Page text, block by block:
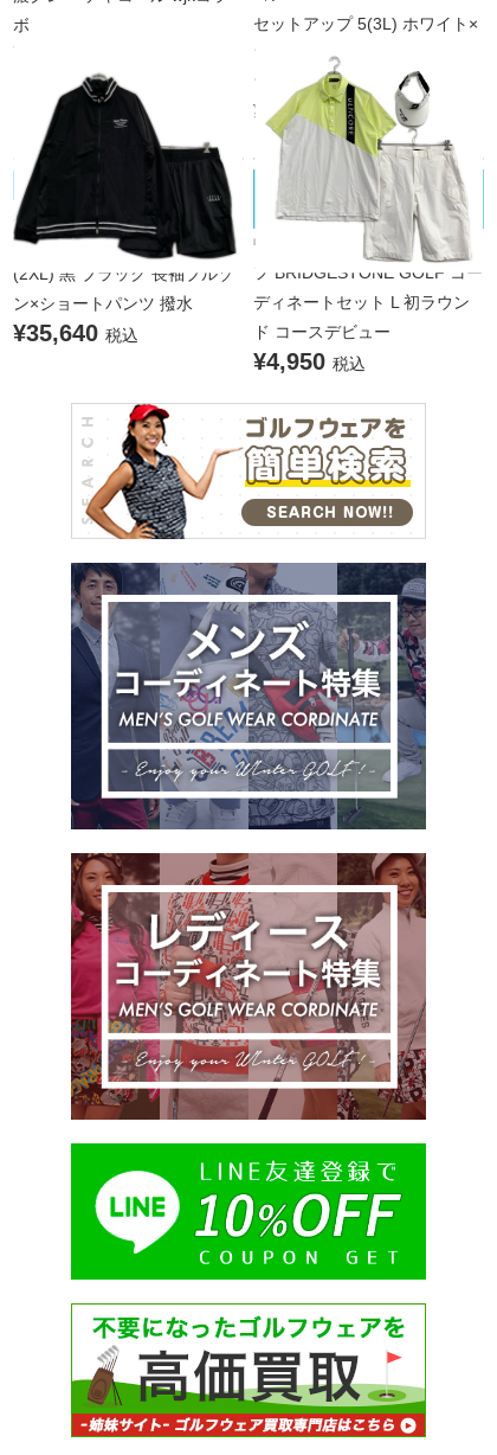
ボ
¥77,000
セットアップ 5(3L) ホワイト×
マルチカラー 白 半袖ポロシャ
ツ×ハーフパンツ 大きいサイズ
¥13,365 税込
muta MARINE/ムータマリン
未使用品 メンズ ムータマリン
muta MARINE セットアップ 8
(2XL) 黒 ブラック 長袖ブルゾ
ン×ショートパンツ 撥水
¥35,640 税込
BRIDGESTONE GOLF/ブリヂストン
ゴルフ
中古 メンズ ブリヂストンゴル
フ BRIDGESTONE GOLF コー
ディネートセット L 初ラウン
ド コースデビュー
¥4,950 税込